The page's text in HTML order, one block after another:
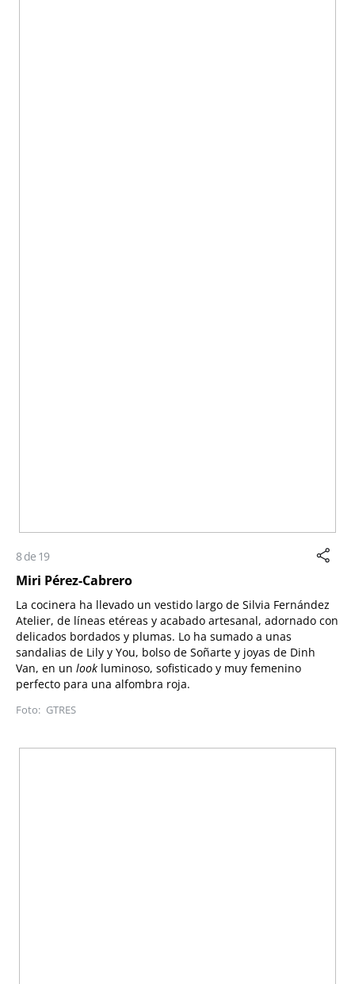
8 de 19
Miri Pérez-Cabrero
La cocinera ha llevado un vestido largo de Silvia Fernández
Atelier, de líneas etéreas y acabado artesanal, adornado con
delicados bordados y plumas. Lo ha sumado a unas
sandalias de Lily y You, bolso de Soñarte y joyas de Dinh
Van, en un look luminoso, sofisticado y muy femenino
perfecto para una alfombra roja.
GTRES